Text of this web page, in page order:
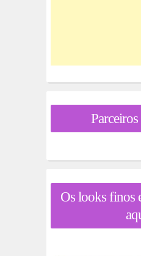
Os looks finos